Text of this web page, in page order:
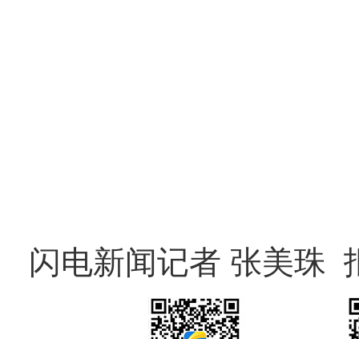
闪电新闻记者 张美珠